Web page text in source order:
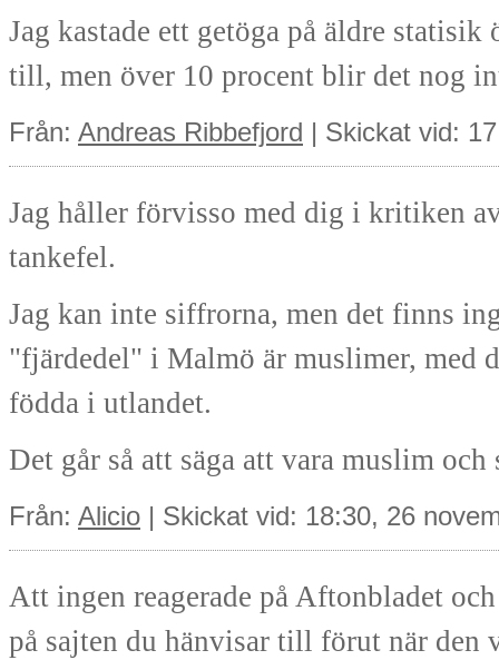
Jag kastade ett getöga på äldre
till, men över 10 procent blir det nog
Från: Andreas Ribbefjord | Skickat vid:
Jag håller förvisso med dig i kritiken
tankefel.
Jag kan inte siffrorna, men det finns
"fjärdedel" i Malmö är muslimer, med
födda i utlandet.
Det går så att säga att vara muslim
Från: Alicio | Skickat vid: 18:30, 26
Att ingen reagerade på Aftonbladet
på sajten du hänvisar till förut när den